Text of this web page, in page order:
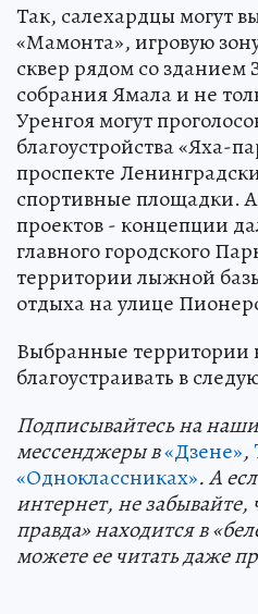
Так, салехардцы могут
«Мамонта», игровую
сквер рядом со зданием
собрания Ямала и не
Уренгоя могут
благоустройства «Яха-
проспекте
спортивные площадки.
проектов - концепции
главного городского
территории лыжной
отдыха на улице
Выбранные территории
благоустраивать в
Подписывайтесь на
мессенджеры в«Дзене»,
«Одноклассниках». А
интернет, не забывайте,
правда» находится в
можете ее читать даже